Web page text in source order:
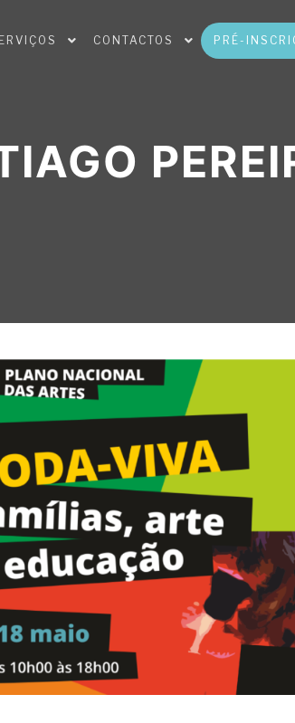
CONTACTOS PRÉ-